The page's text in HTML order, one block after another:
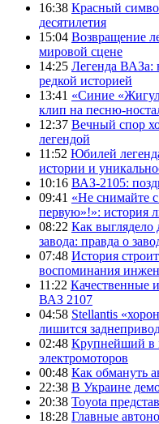
16:38 Красный
десятилетия
15:04 Возвращение
мировой сцене
14:25 Легенда ВАЗа:
редкой историей
13:41 «Синие
клип на песню-
12:37 Вечный спор
легендой
11:52 Юбилей
истории и
10:16 ВАЗ-2105:
09:41 «Не снимайте
первую»!»: история
08:22 Как
завода: правда о
07:48 История
воспоминания
11:22 Качественные
ВАЗ 2107
04:58 Stellantis
лишится
02:48 Крупнейший в
электромоторов
00:48 Как обмануть
22:38 В Украине
20:38 Toyota
18:28 Главные